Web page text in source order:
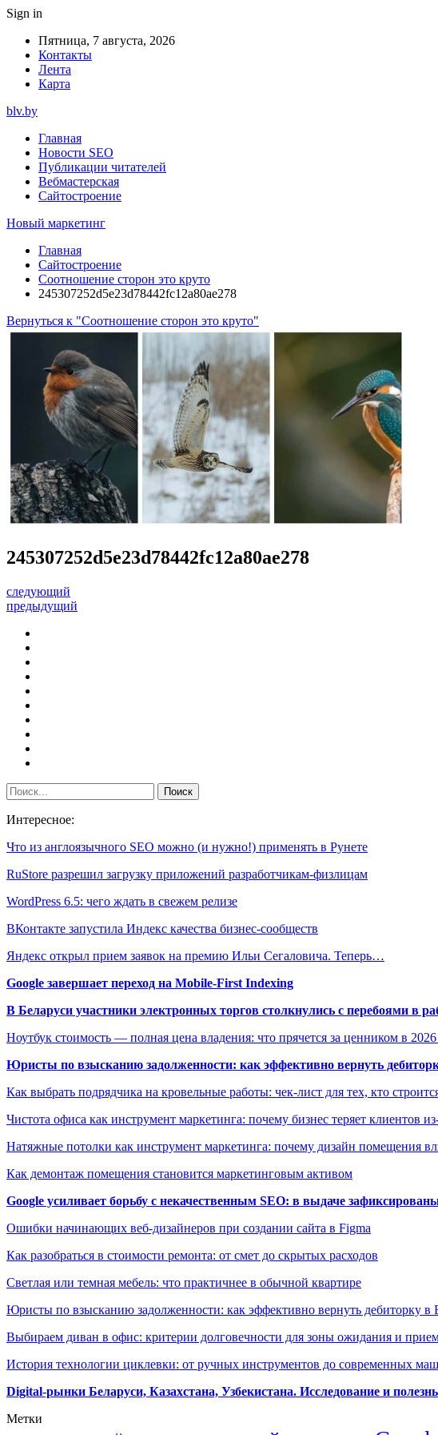
Sign in
Пятница, 7 августа, 2026
Контакты
Лента
Карта
blv.by
Главная
Новости SEO
Публикации читателей
Вебмастерская
Сайтостроение
Новый маркетинг
Главная
Сайтостроение
Соотношение сторон это круто
245307252d5e23d78442fc12a80ae278
Вернуться к "Соотношение сторон это круто"
245307252d5e23d78442fc12a80ae278
следующий
предыдущий
Интересное:
Что из англоязычного SEO можно (и нужно!) применять в Рунете
RuStore разрешил загрузку приложений разработчикам-физлицам
WordPress 6.5: чего ждать в свежем релизе
ВКонтакте запустила Индекс качества бизнес-сообществ
Яндекс открыл прием заявок на премию Ильи Сегаловича. Теперь…
Google завершает переход на Mobile-First Indexing
В Беларуси участники электронных торгов столкнулись с перебоями в
Ноутбук стоимость — полная цена владения: что прячется за ценником в
Юристы по взысканию задолженности: как эффективно вернуть
Как выбрать подрядчика на кровельные работы: чек-лист для тех, кто
Чистота офиса как инструмент маркетинга: почему бизнес теряет клиентов
Натяжные потолки как инструмент маркетинга: почему дизайн помещения
Как демонтаж помещения становится маркетинговым активом
Google усиливает борьбу с некачественным SEO: в выдаче
Ошибки начинающих веб-дизайнеров при создании сайта в Figma
Как разобраться в стоимости ремонта: от смет до скрытых расходов
Светлая или темная мебель: что практичнее в обычной квартире
Юристы по взысканию задолженности: как эффективно вернуть дебиторку в
Выбираем диван в офис: критерии долговечности для зоны ожидания и
История технологии циклевки: от ручных инструментов до современных
Digital-рынки Беларуси, Казахстана, Узбекистана. Исследование и
Метки